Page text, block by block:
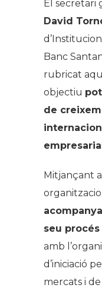
El secretari
David
Banc
rubricat
objectiu
de
Mitjançant
seu
amb
d’iniciació
mercats i de